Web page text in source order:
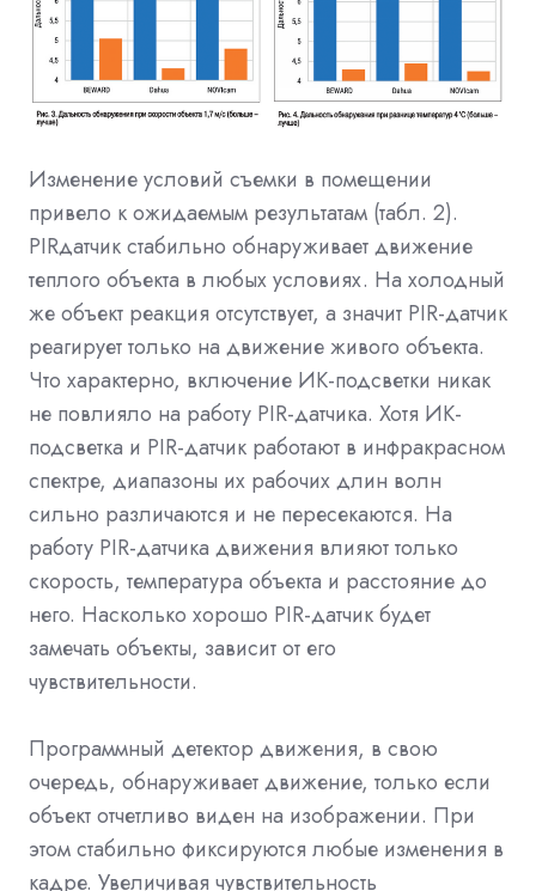
Изменение условий съемки в помещении
привело к ожидаемым результатам (табл. 2).
PIRдатчик стабильно обнаруживает движение
теплого объекта в любых условиях. На холодный
же объект реакция отсутствует, а значит PIR-датчик
реагирует только на движение живого объекта.
Что характерно, включение ИК-подсветки никак
не повлияло на работу PIR-датчика. Хотя ИК-
подсветка и PIR-датчик работают в инфракрасном
спектре, диапазоны их рабочих длин волн
сильно различаются и не пересекаются. На
работу PIR-датчика движения влияют только
скорость, температура объекта и расстояние до
него. Насколько хорошо PIR-датчик будет
замечать объекты, зависит от его
чувствительности.
Программный детектор движения, в свою
очередь, обнаруживает движение, только если
объект отчетливо виден на изображении. При
этом стабильно фиксируются любые изменения в
кадре. Увеличивая чувствительность